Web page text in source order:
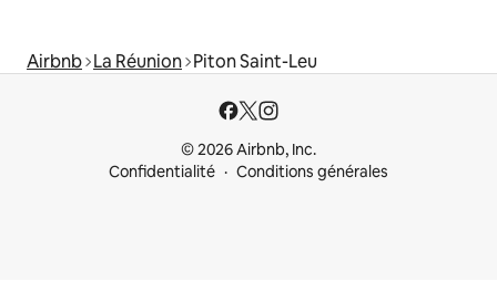
Airbnb La Réunion Piton Saint-Leu
© 2026 Airbnb, Inc.
Confidentialité
Conditions générales